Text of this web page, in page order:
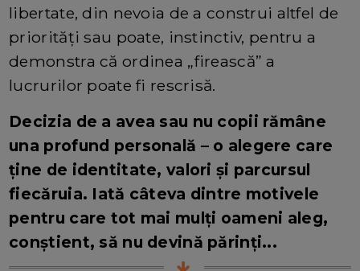
libertate, din nevoia de a construi altfel de
priorități sau poate, instinctiv, pentru a
demonstra că ordinea „firească” a
lucrurilor poate fi rescrisă.
Decizia de a avea sau nu copii rămâne
una profund personală – o alegere care
ține de identitate, valori și parcursul
fiecăruia. Iată câteva dintre motivele
pentru care tot mai mulți oameni aleg,
conștient, să nu devină părinți...